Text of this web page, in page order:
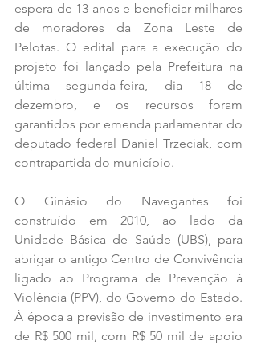
espera de 13 anos e beneficiar milhares
de moradores da Zona Leste de
Pelotas. O edital para a execução do
projeto foi lançado pela Prefeitura na
última segunda-feira, dia 18 de
dezembro, e os recursos foram
garantidos por emenda parlamentar do
deputado federal Daniel Trzeciak, com
contrapartida do município.
O Ginásio do Navegantes foi
construído em 2010, ao lado da
Unidade Básica de Saúde (UBS), para
abrigar o antigo Centro de Convivência
ligado ao Programa de Prevenção à
Violência (PPV), do Governo do Estado.
À época a previsão de investimento era
de R$ 500 mil, com R$ 50 mil de apoio